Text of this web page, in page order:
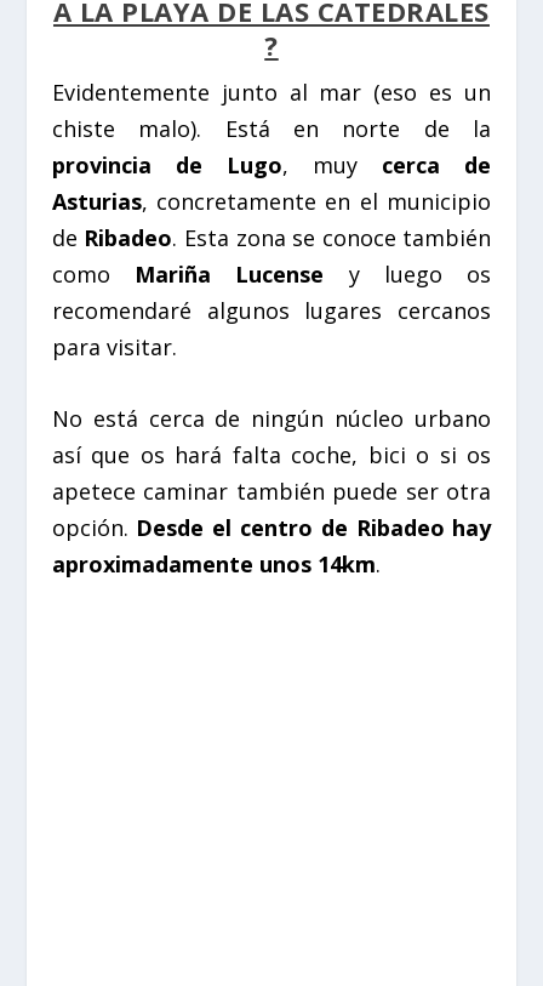
A LA PLAYA DE LAS CATEDRALES
?
Evidentemente junto al mar (eso es un
chiste malo). Está en norte de la
provincia de Lugo, muy cerca de
Asturias, concretamente en el municipio
de Ribadeo. Esta zona se conoce también
como Mariña Lucense y luego os
recomendaré algunos lugares cercanos
para visitar.
No está cerca de ningún núcleo urbano
así que os hará falta coche, bici o si os
apetece caminar también puede ser otra
opción. Desde el centro de Ribadeo hay
aproximadamente unos 14km.